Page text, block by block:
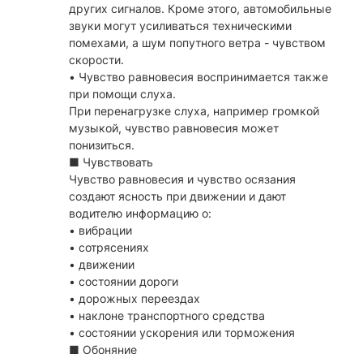
других сигналов. Кроме этого, автомобильные
звуки могут усиливаться техническими
помехами, а шум попутного ветра - чувством
скорости.
• Чувство равновесия воспринимается также
при помощи слуха.
При перенагрузке слуха, например громкой
музыкой, чувство равновесия может
понизиться.
■ Чувствовать
Чувство равновесия и чувство осязания
создают ясность при движении и дают
водителю информацию о:
• вибрации
• сотрясениях
• движении
• состоянии дороги
• дорожных переездах
• наклоне транспортного средства
• состоянии ускорения или торможения
■ Обоняние